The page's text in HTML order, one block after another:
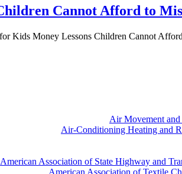
Air Movement
Air-Conditioning Heating and
American Association of State Highway and
American Association of Textile